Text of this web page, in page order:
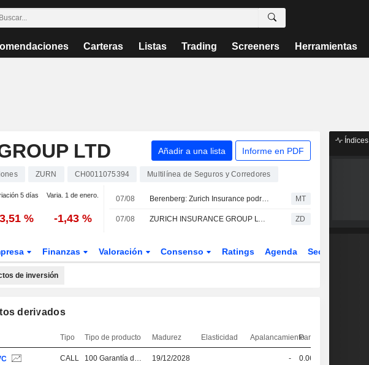
Carteras Listas Trading Screeners Herramientas
LTD Añadir a una lista Informe en PDF
ZURN CH0011075394 Multilínea de Seguros y Corredores
5 días Varia. 1 de enero.
% -1,43 %
07/08 Berenberg: Zurich Insurance podría elevar su dividendo tras superar previsiones en el primer semestre MT
07/08 ZURICH INSURANCE GROUP LTD : Obtiene una recomendación de compra de RBC ZD
Finanzas Valoración Consenso Ratings Agenda Sector
de inversión
derivados
Tipo Tipo de producto Madurez Elasticidad ApalancamientoParidad
CALL 100 Garantía de Capital 19/12/2028 - 0.064
Índices